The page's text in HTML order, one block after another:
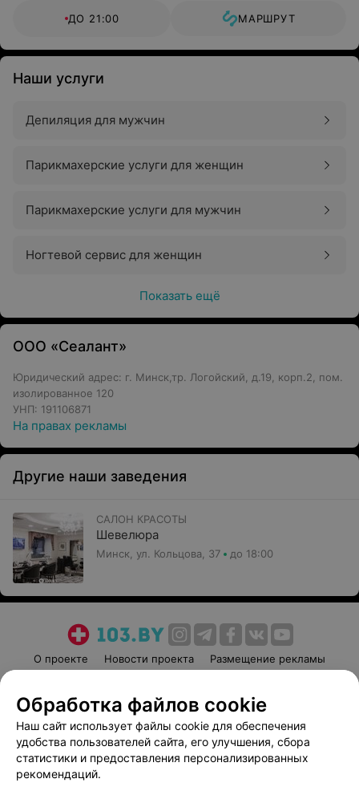
ДО 21:00 МАРШРУТ
Наши услуги
Депиляция для мужчин
Парикмахерские услуги для женщин
Парикмахерские услуги для мужчин
Ногтевой сервис для женщин
Показать ещё
ООО «Сеалант»
Юридический адрес: г. Минск,тр. Логойский, д.19, корп.2, пом.
изолированное 120
УНП: 191106871
На правах рекламы
Другие наши заведения
САЛОН КРАСОТЫ
Шевелюра
Минск, ул. Кольцова, 37 до 18:00
О проекте Новости проекта
Размещение рекламы
Пользовательское соглашение
Способы оплаты
Вакансии
Партнеры
Написать руководителю 103.by
Обработка файлов cookie
Наш сайт использует файлы cookie для обеспечения
удобства пользователей сайта, его улучшения, сбора
статистики и предоставления персонализированных
рекомендаций.